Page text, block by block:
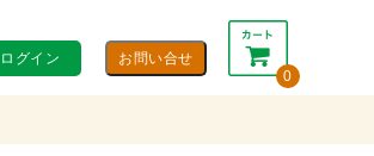
ログイン
0